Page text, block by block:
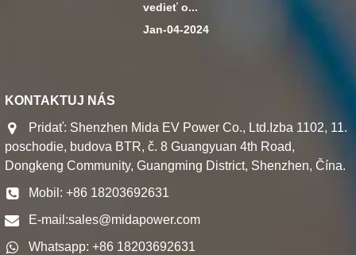
vedieť o...
Jan-04-2024
KONTAKTUJ NÁS
Pridať: Shenzhen Mida EV Power Co., Ltd.Izba 1102, 11.
poschodie, budova BTR, č. 8 Guangyuan 4th Road,
Dongkeng Community, Guangming District, Shenzhen, Čína.
Mobil: +86 18203692631
E-mail:sales@midapower.com
Whatsapp: +86 18203692631